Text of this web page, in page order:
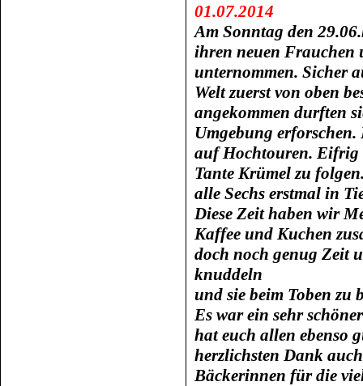
01.07.2014
Am Sonntag den
ihren neuen Frauchen
unternommen. Sicher
Welt zuerst von oben
angekommen durften
Umgebung
auf Hochtouren. Eifrig
Tante Krümel zu
alle Sechs erstmal in
Diese Zeit haben wir
Kaffee und Kuchen
doch noch genug Zeit
knuddeln
und sie beim Toben zu
Es war ein sehr
hat euch allen ebenso
herzlichsten Dank
Bäckerinnen für die